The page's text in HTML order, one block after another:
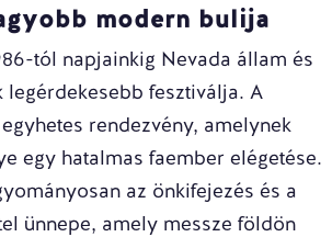
modern bulija
tól napjainkig Nevada állam és
legérdekesebb fesztiválja. A
rendezvény, amelynek
egy hatalmas faember elégetése.
az önkifejezés és a
ünnepe, amely messze földön